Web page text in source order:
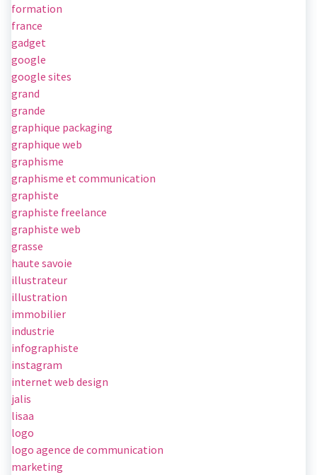
formation
france
gadget
google
google sites
grand
grande
graphique packaging
graphique web
graphisme
graphisme et communication
graphiste
graphiste freelance
graphiste web
grasse
haute savoie
illustrateur
illustration
immobilier
industrie
infographiste
instagram
internet web design
jalis
lisaa
logo
logo agence de communication
marketing